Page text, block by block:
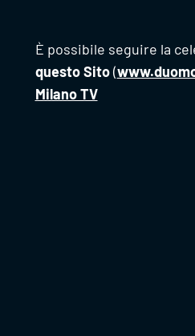
È possibile seguire la
questo Sito(
Milano TV